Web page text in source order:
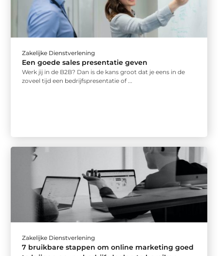
Zakelijke Dienstverlening
Een goede sales presentatie geven
Werk jij in de B2B? Dan is de kans groot dat je eens in de
zoveel tijd een bedrijfspresentatie of ...
Zakelijke Dienstverlening
7 bruikbare stappen om online marketing goed